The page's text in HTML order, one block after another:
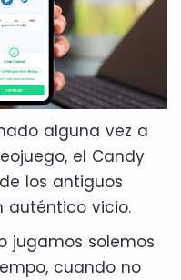
alguna vez a
el Candy
los antiguos
auténtico vicio.
jugamos solemos
cuando no